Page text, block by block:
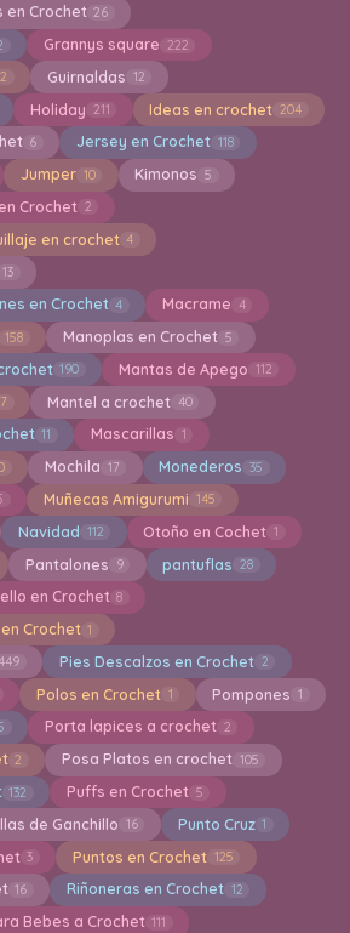
en Crochet 26
Grannys square 222
Guirnaldas 12
Holiday 211 Ideas en crochet 204
6 Jersey en Crochet 118
Jumper 10 Kimonos 5
Crochet 2
en crochet 4
13
en Crochet 4 Macrame 4
158 Manoplas en Crochet 5
190 Mantas de Apego 112
Mantel a crochet 40
11 Mascarillas 1
Mochila 17 Monederos 35
Muñecas Amigurumi 145
Navidad 112 Otoño en Cochet 1
Pantalones 9 pantuflas 28
en Crochet 8
Crochet 1
449 Pies Descalzos en Crochet 2
Polos en Crochet 1 Pompones 1
Porta lapices a crochet 2
2 Posa Platos en crochet 105
132 Puffs en Crochet 5
de Ganchillo 16 Punto Cruz 1
3 Puntos en Crochet 125
16 Riñoneras en Crochet 12
Bebes a Crochet 111